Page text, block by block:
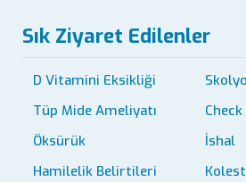
Sık Ziyaret Edilenler
D Vitamini Eksikliği
Tüp Mide Ameliyatı
Check
Öksürük
İshal
Hamilelik Belirtileri